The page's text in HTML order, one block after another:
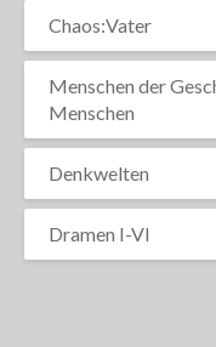
Chaos:Vater
Menschen der
Menschen
Denkwelten
Dramen I-VI